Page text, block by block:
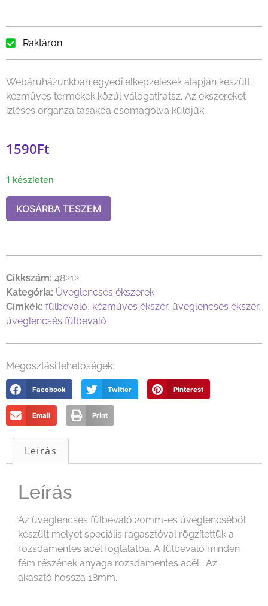
Raktáron
Webáruházunkban egyedi elképzelések alapján készült,
kézműves termékek közül válogathatsz. Az ékszereket
ízléses organza tasakba csomagolva küldjük.
1590Ft
1 készleten
KOSÁRBA TESZEM
Cikkszám: 48212
Kategória: Üveglencsés ékszerek
Címkék: fülbevaló, kézműves ékszer, üveglencsés ékszer,
üveglencsés fülbevaló
Megosztási lehetőségek:
Facebook Twitter Pinterest
Email Print
Leírás
Leírás
Az üveglencsés fülbevaló 20mm-es üveglencséből
készült melyet speciális ragasztóval rögzítettük a
rozsdamentes acél foglalatba. A fülbevaló minden
fém részének anyaga rozsdamentes acél. Az
akasztó hossza 18mm.